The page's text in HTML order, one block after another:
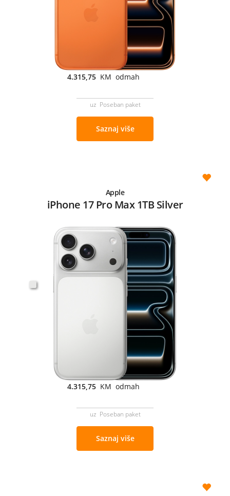
4.315,75 KM odmah
uz Poseban paket
Saznaj više
Apple
iPhone 17 Pro Max 1TB Silver
4.315,75 KM odmah
uz Poseban paket
Saznaj više